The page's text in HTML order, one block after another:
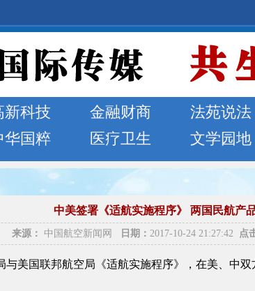
新科技 金融财商 法苑说法
华国粹 医疗卫生 文学园地
中美签署《适航实施程序》 两国民航产
来源： 中国航空新闻网 日期： 2017-10-24 21:27:42 点
美国联邦航空局《适航实施程序》，在美、中